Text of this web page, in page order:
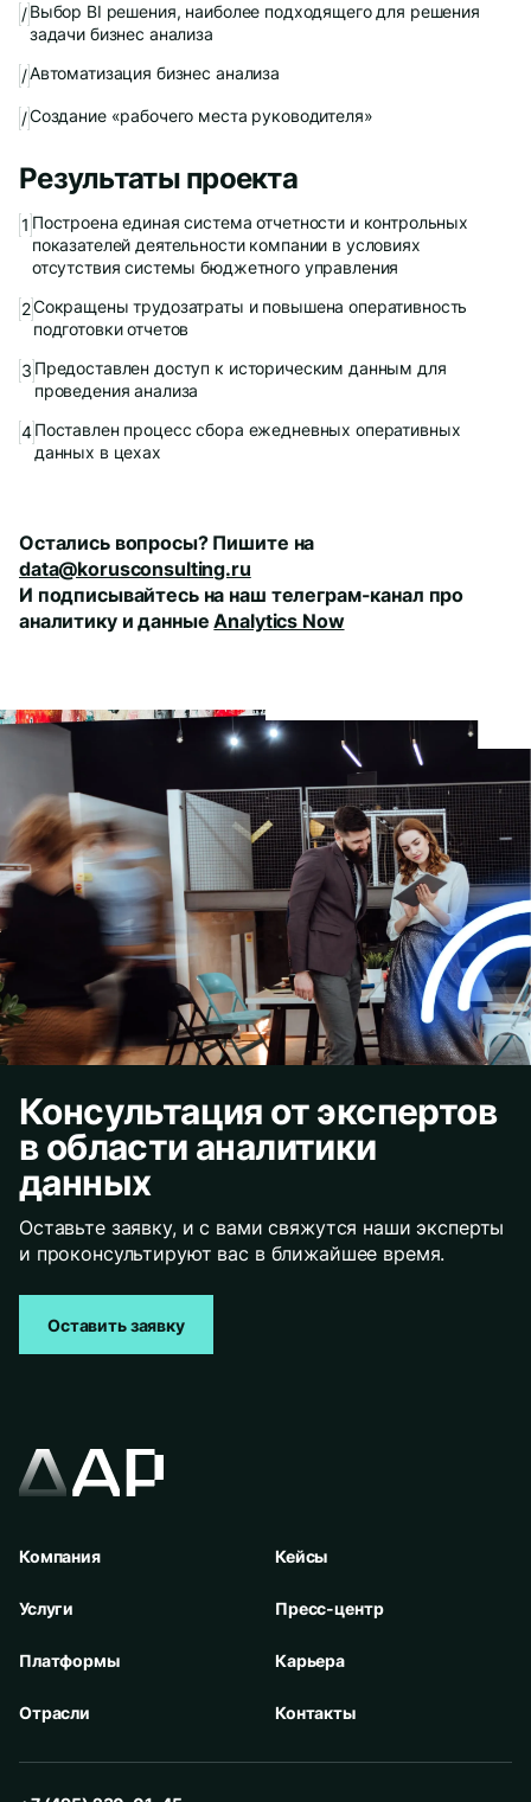
/Выбор BI решения, наиболее подходящего для решения
задачи бизнес анализа
/Автоматизация бизнес анализа
/Создание «рабочего места руководителя»
Результаты проекта
Построена единая система отчетности и контрольных
показателей деятельности компании в условиях
отсутствия системы бюджетного управления
Сокращены трудозатраты и повышена оперативность
подготовки отчетов
Предоставлен доступ к историческим данным для
проведения анализа
Поставлен процесс сбора ежедневных оперативных
данных в цехах
Остались вопросы? Пишите на
data@korusconsulting.ru
И подписывайтесь на наш телеграм-канал про
аналитику и данныеAnalytics Now
Консультация от экспертов
в области аналитики
данных
Оставьте заявку, и с вами свяжутся наши эксперты
и проконсультируют вас в ближайшее время.
Оставить заявку
Компания
Услуги
Платформы
Отрасли
Кейсы
Пресс-центр
Карьера
Контакты
Не волнуйтесь, если пропустите звонок, мы
обязательноперезвоним еще раз!